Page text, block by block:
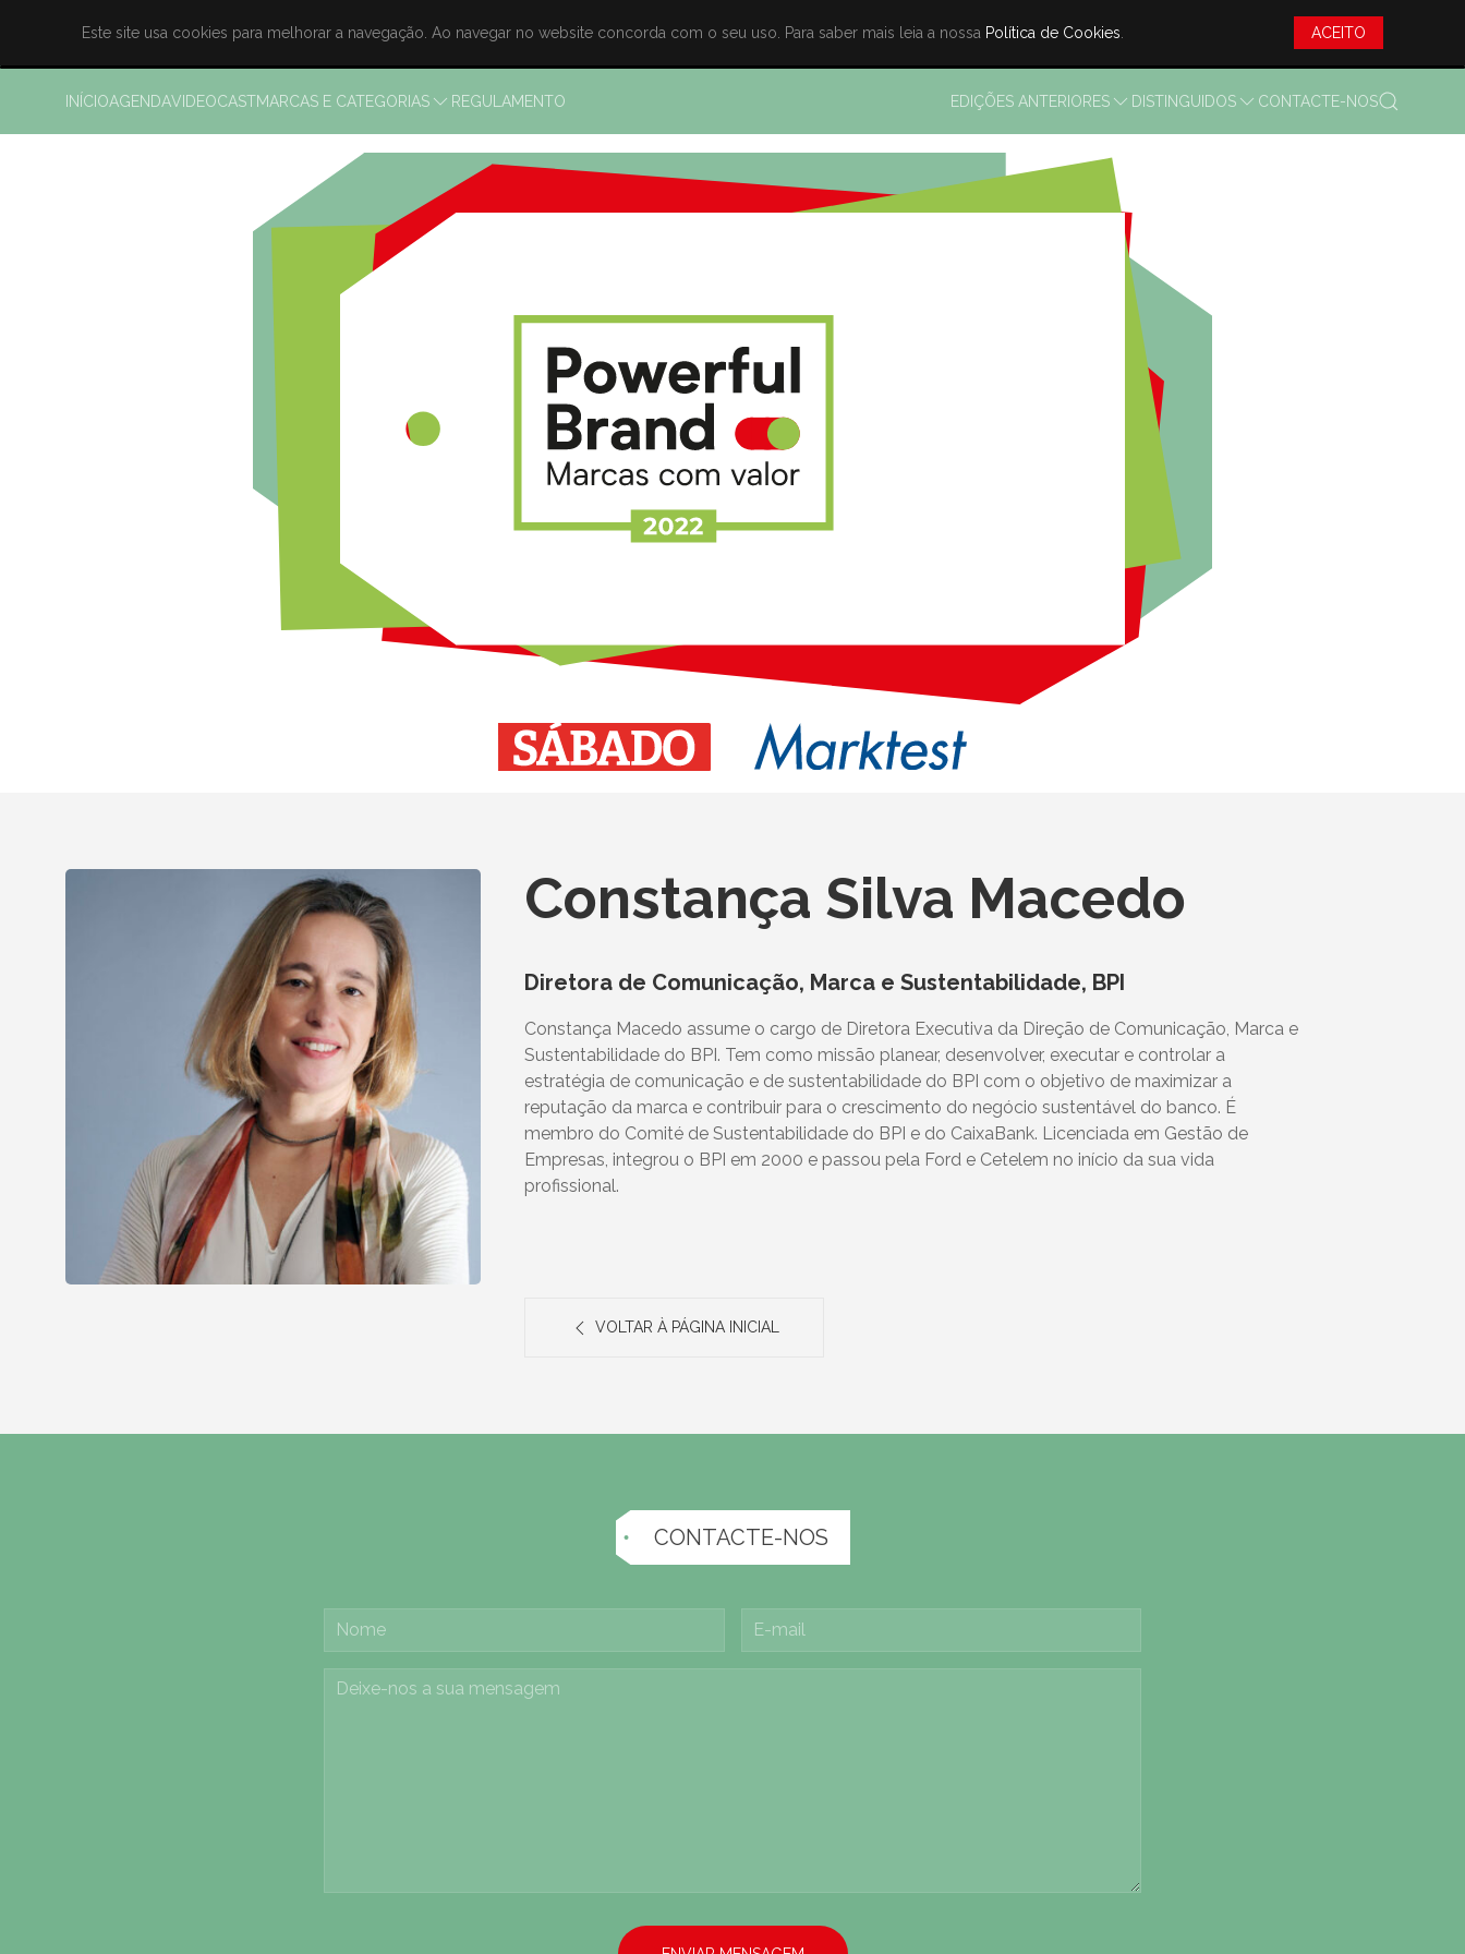
Este site usa cookies para melhorar a navegação. Ao navegar no website concorda com o seu uso. Para saber mais leia a nossa Política de Cookies ACEITO
INÍCIOAGENDAVIDEOCASTMARCAS E CATEGORIAS REGULAMENTO EDIÇÕES ANTERIORES DISTINGUIDOS CONTACTE-NOS
Constança Silva Macedo
Diretora de Comunicação, Marca e Sustentabilidade, BPI
Constança Macedo assume o cargo de Diretora Executiva da Direção de Comunicação, Marca e
Sustentabilidade do BPI. Tem como missão planear, desenvolver, executar e controlar a
estratégia de comunicação e de sustentabilidade do BPI com o objetivo de maximizar a
reputação da marca e contribuir para o crescimento do negócio sustentável do banco. É
membro do Comité de Sustentabilidade do BPI e do CaixaBank. Licenciada em Gestão de
Empresas, integrou o BPI em 2000 e passou pela Ford e Cetelem no início da sua vida
profissional.
VOLTAR À PÁGINA INICIAL
CONTACTE-NOS